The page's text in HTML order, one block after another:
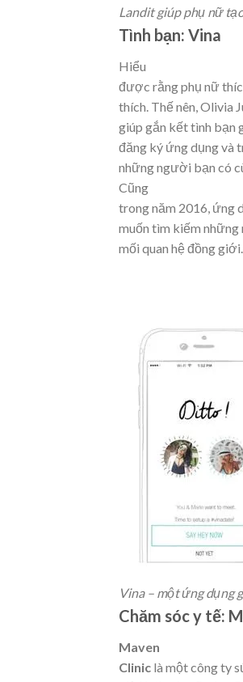
Landit giúp phụ nữ
Tình bạn: Vina
Hiểu
được rằng phụ nữ
thích. Thế nên, Olivia
giúp gắn kết tình bạn
đăng ký ứng dụng và
những người bạn có
Cũng
trong năm 2016, ứng
muốn tìm kiếm
mối quan hệ đồng giới.
Vina – một ứng dụng
Chăm sóc y tế:
Maven
Clinic là một công ty